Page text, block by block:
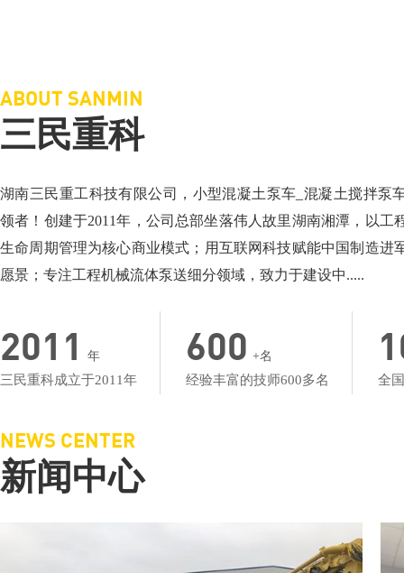
ABOUT SANMIN
三民重科
湖南三民重工科技有限公司，小型混凝土泵车_混凝土搅拌泵
领者！创建于2011年，公司总部坐落伟人故里湖南湘潭，以工
生命周期管理为核心商业模式；用互联网科技赋能中国制造进
愿景；专注工程机械流体泵送细分领域，致力于建设中.....
2011 年
三民重科成立于2011年 600 +名
经验丰富的技师600多名 全
NEWS CENTER
新闻中心